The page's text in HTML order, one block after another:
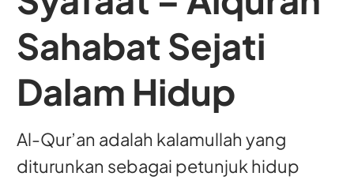
Sahabat Sejati
Dalam Hidup
Al-Qur’an adalah kalamullah yang
diturunkan sebagai petunjuk hidup